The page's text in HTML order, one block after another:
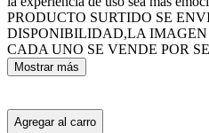
PRODUCTO SURTIDO SE
DISPONIBILIDAD,LA IMAGEN
CADA UNO SE VENDE POR
Mostrar más
Agregar al carro